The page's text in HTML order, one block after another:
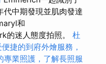
代中期發現並肌肉發達
和
的迷人態度拍照。 杜
捷的到府外燴服務，
專業照護，了解長照服